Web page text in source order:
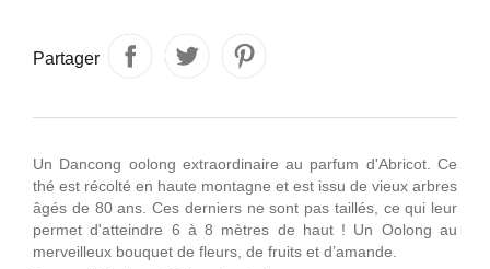
Partager
Un Dancong oolong extraordinaire au parfum d'Abricot. Ce
thé est récolté en haute montagne et est issu de vieux arbres
âgés de 80 ans. Ces derniers ne sont pas taillés, ce qui leur
permet d'atteindre 6 à 8 mètres de haut ! Un Oolong au
merveilleux bouquet de fleurs, de fruits et d’amande.